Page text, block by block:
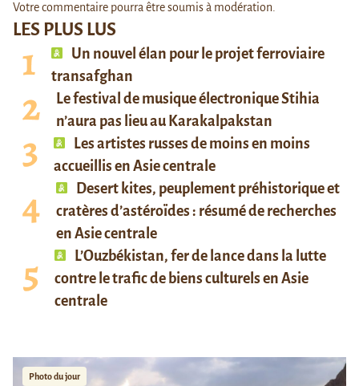
LES PLUS LUS
Un nouvel élan pour le projet ferroviaire
transafghan
Le festival de musique électronique Stihia
n’aura pas lieu au Karakalpakstan
Les artistes russes de moins en moins
accueillis en Asie centrale
Desert kites, peuplement préhistorique et
cratères d’astéroïdes : résumé de recherches
en Asie centrale
L’Ouzbékistan, fer de lance dans la lutte
contre le trafic de biens culturels en Asie
centrale
Photo du jour
Votre commentaire pourra être soumis à modération.